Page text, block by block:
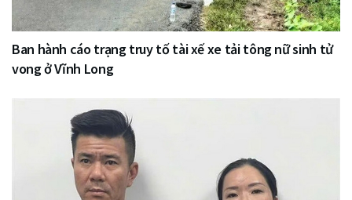
Ban hành cáo trạng truy tố tài xế xe tải tông nữ sinh tử
vong ở Vĩnh Long